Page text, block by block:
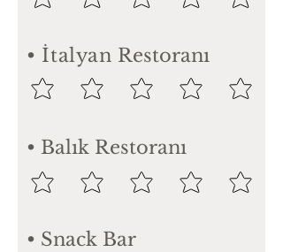
• İtalyan Restoranı
• Balık Restoranı
• Snack Bar